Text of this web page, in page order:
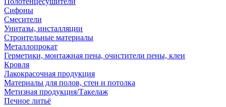
Сифоны
Смесители
Унитазы, инсталляции
Строительные материалы
Металлопрокат
Герметики, монтажная пена, очистители пены, клеи
Кровля
Лакокрасочная продукция
Материалы для полов, стен и потолка
Метизная продукция/Такелаж
Печное литьё